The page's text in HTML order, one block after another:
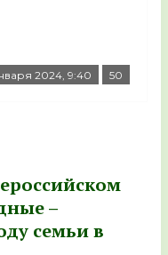
2024, 9:40 50
–
семьи в